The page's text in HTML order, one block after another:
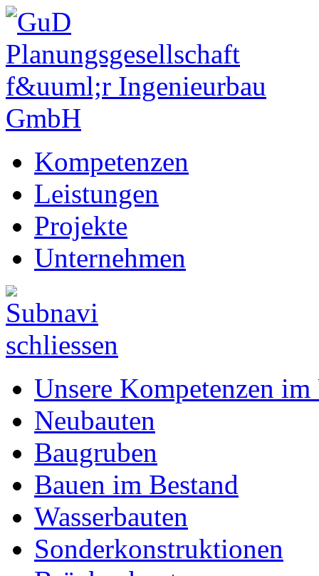
Kompetenzen
Leistungen
Projekte
Unternehmen
Unsere Kompetenzen
Neubauten
Baugruben
Bauen im Bestand
Wasserbauten
Sonderkonstruktionen